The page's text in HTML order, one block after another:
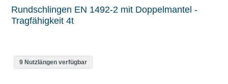
Rundschlingen EN 1492-2 mit Doppelmantel -
Tragfähigkeit 4t
9 Nutzlängen verfügbar